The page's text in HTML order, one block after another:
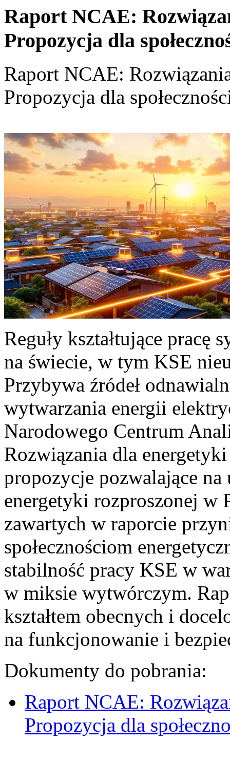
Raport NCAE:
Propozycja dla
Raport NCAE:
Propozycja dla
Reguły kształtujące pracę
na świecie, w tym KSE
Przybywa źródeł
wytwarzania energii
Narodowego Centrum
Rozwiązania dla
propozycje pozwalające
energetyki rozproszonej w
zawartych w raporcie
społecznościom
stabilność pracy KSE w
w miksie wytwórczym.
kształtem obecnych i
na funkcjonowanie i
Dokumenty do pobrania:
Raport NCAE:
Propozycja dla